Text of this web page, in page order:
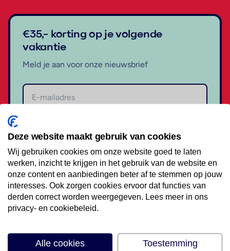
€35,- korting op je volgende
vakantie
Meld je aan voor onze nieuwsbrief
Volg ons op social media
Deze website maakt gebruik van cookies
Wij gebruiken cookies om onze website goed te laten
werken, inzicht te krijgen in het gebruik van de website en
onze content en aanbiedingen beter af te stemmen op jouw
interesses. Ook zorgen cookies ervoor dat functies van
derden correct worden weergegeven. Lees meer in ons
privacy- en cookiebeleid.
Alle cookies
Toestemming